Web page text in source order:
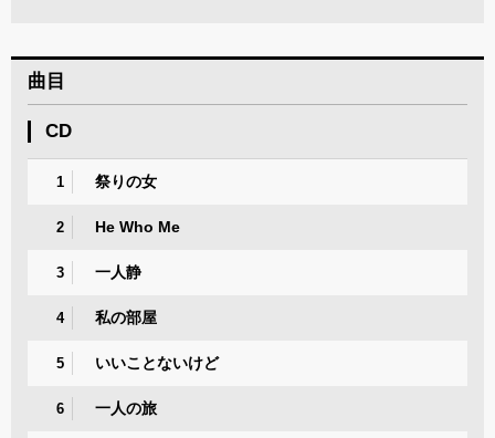
曲目
CD
1 祭りの女
2 He Who Me
3 一人静
4 私の部屋
5 いいことないけど
6 一人の旅